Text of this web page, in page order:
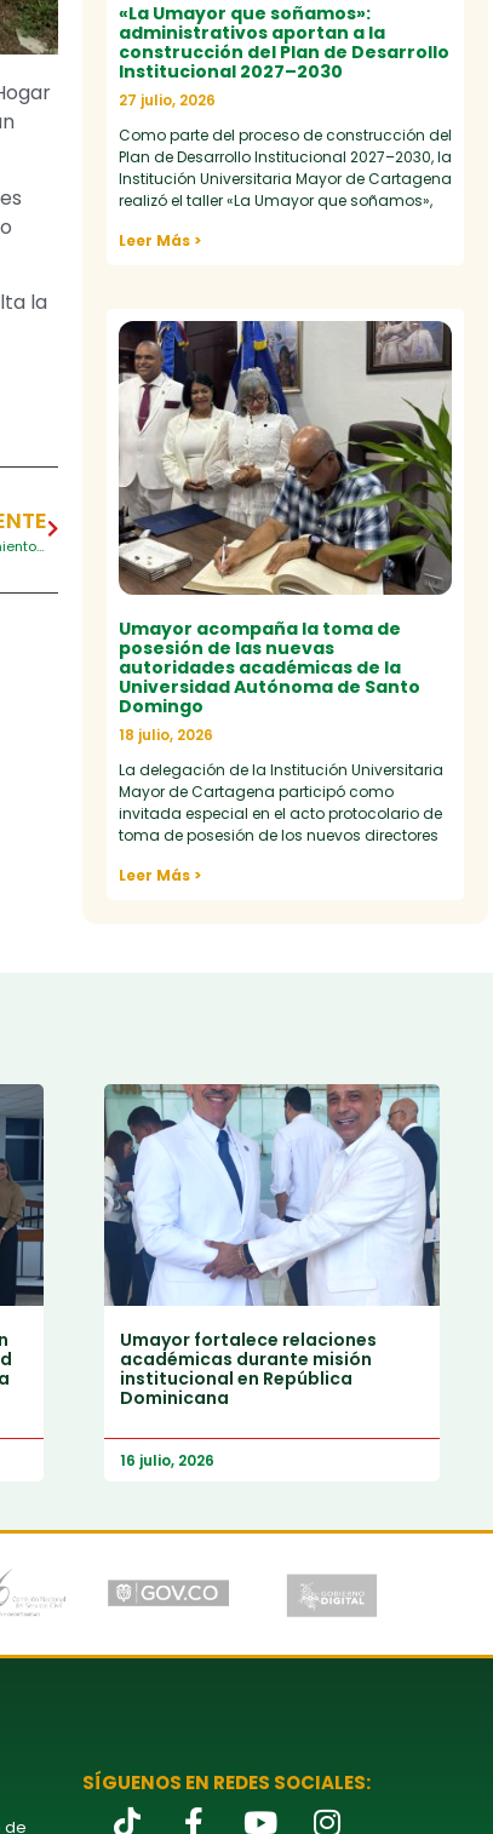
la
Aprueban registro calificado a Umayor para ofertar Tecnología en Mantenimiento Electromecánico
«La Umayor que soñamos»:
administrativos aportan a la
construcción del Plan de Desarrollo
Institucional 2027–2030
27 julio, 2026
Como parte del proceso de construcción del
Plan de Desarrollo Institucional 2027–2030, la
Institución Universitaria Mayor de Cartagena
realizó el taller «La Umayor que soñamos»,
Leer Más >
Umayor acompaña la toma de
posesión de las nuevas
autoridades académicas de la
Universidad Autónoma de Santo
Domingo
18 julio, 2026
La delegación de la Institución Universitaria
Mayor de Cartagena participó como
invitada especial en el acto protocolario de
toma de posesión de los nuevos directores
Leer Más >
Umayor fortalece relaciones
académicas durante misión
institucional en República
Dominicana
16 julio, 2026
de
SÍGUENOS EN REDES SOCIALES: